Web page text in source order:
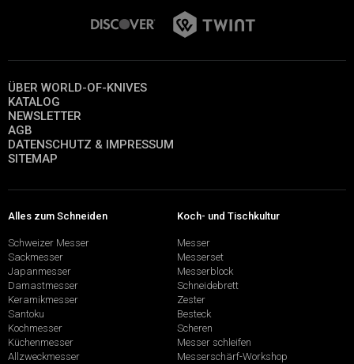
ÜBER WORLD-OF-KNIVES
KATALOG
NEWSLETTER
AGB
DATENSCHUTZ & IMPRESSUM
SITEMAP
Alles zum Schneiden
Schweizer Messer
Sackmesser
Japanmesser
Damastmesser
Keramikmesser
Santoku
Kochmesser
Küchenmesser
Allzweckmesser
Koch- und Tischkultur
Messer
Messerset
Messerblock
Schneidebrett
Zester
Besteck
Scheren
Messer schleifen
Messerschärf-Workshop